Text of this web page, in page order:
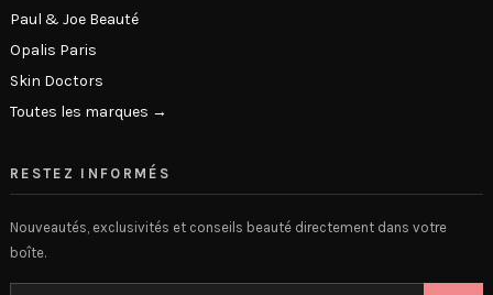
Paul & Joe Beauté
Opalis Paris
Skin Doctors
Toutes les marques →
RESTEZ INFORMÉS
Nouveautés, exclusivités et conseils beauté directement dans votre
boîte.